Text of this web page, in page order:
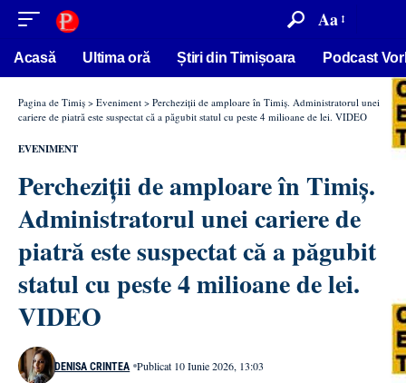
conținut Aa
Acasă Ultima oră Știri din Timișoara Podcast
Pagina de Timiș > Eveniment > Percheziții de amploare în Timiș. Administratorul unei
cariere de piatră este suspectat că a păgubit statul cu peste 4 milioane de lei. VIDEO
EVENIMENT
Percheziții de amploare în Timiș.
Administratorul unei cariere de
piatră este suspectat că a păgubit
statul cu peste 4 milioane de lei.
VIDEO
DENISA CRINTEA Publicat 10 Iunie 2026, 13:03